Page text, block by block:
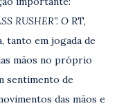
RUSHER”. O RT,
tanto em jogada de
mãos no próprio
sentimento de
das mãos e